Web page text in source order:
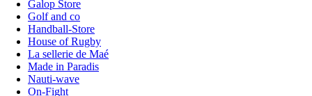
Galop Store
Golf and co
Handball-Store
House of Rugby
La sellerie de Maé
Made in Paradis
Nauti-wave
On-Fight